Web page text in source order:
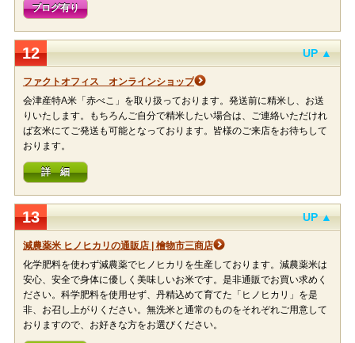
ブログ有り
12 UP ▲
ファクトオフィス オンラインショップ
会津産特A米「赤べこ」を取り扱っております。発送前に精米し、お送
りいたします。もちろんご自分で精米したい場合は、ご連絡いただけれ
ば玄米にてご発送も可能となっております。皆様のご来店をお待ちして
おります。
詳 細
13 UP ▲
減農薬米 ヒノヒカリの通販店 | 檜物市三商店
化学肥料を使わず減農薬でヒノヒカリを生産しております。減農薬米は
安心、安全で身体に優しく美味しいお米です。是非通販でお買い求めく
ださい。科学肥料を使用せず、丹精込めて育てた「ヒノヒカリ」を是
非、お召し上がりください。無洗米と通常のものをそれぞれご用意して
おりますので、お好きな方をお選びください。